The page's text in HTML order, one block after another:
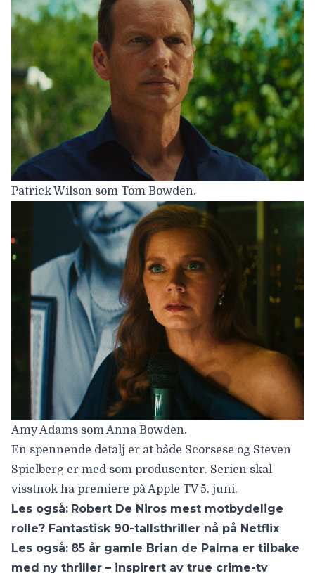
Patrick Wilson som Tom Bowden.
Amy Adams som Anna Bowden.
En spennende detalj er at både Scorsese og Steven
Spielberg er med som produsenter. Serien skal
visstnok ha premiere på Apple TV 5. juni.
Les også: Robert De Niros mest motbydelige
rolle? Fantastisk 90-tallsthriller nå på Netflix
Les også: 85 år gamle Brian de Palma er tilbake
med ny thriller – inspirert av true crime-tv